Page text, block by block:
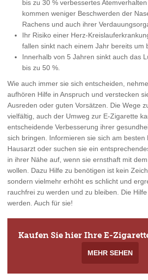
bis zu 30 % verbessertes
kommen weniger Beschwerden der
Rachens und auch ihrer
Ihr Risiko einer Herz-
fallen sinkt nach einem Jahr bereits um
Innerhalb von 5 Jahren sinkt auch das
bis zu 50 %.
Wie auch immer sie sich entscheiden,
aufhören Hilfe in Anspruch und verstecken
Ausreden oder guten Vorsätzen. Die Wege
vielfältig, auch der Umweg zur E-Zigarette
entscheidende Verbesserung ihrer
sich bringen. Informieren sie sich am besten
Hausarzt oder suchen sie ein
in ihrer Nähe auf, wenn sie ernsthaft mit
wollen. Dazu Hilfe zu benötigen ist kein
sondern vielmehr erhöht es schlicht und
rauchfrei zu werden und zu bleiben. Die
werden. Auch für sie!
Kaufen Sie hier Ihre E-
MEHR SEHEN